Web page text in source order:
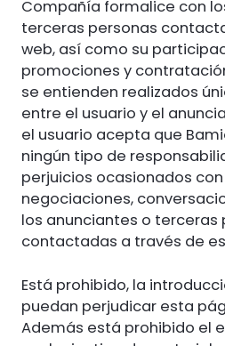
Compañía formalice con
terceras personas
web, así como su
promociones y
se entienden realizados
entre el usuario y el
el usuario acepta que
ningún tipo de
perjuicios ocasionados
negociaciones,
los anunciantes o terceras
contactadas a través de
Está prohibido, la
puedan perjudicar esta
Además está prohibido el